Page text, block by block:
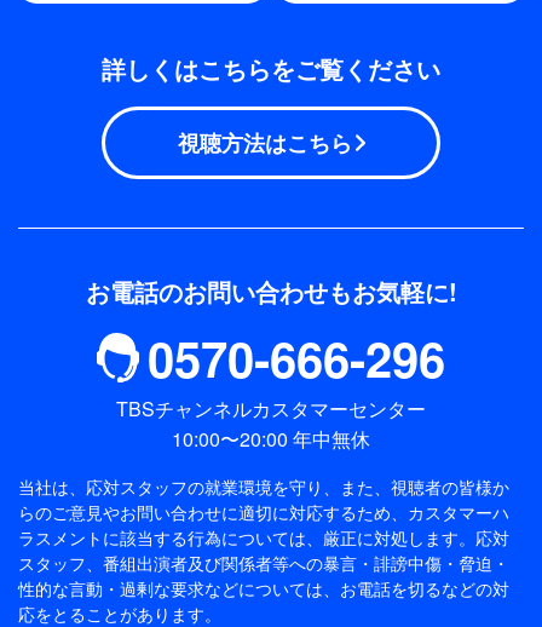
詳しくはこちらをご覧ください
視聴方法はこちら
お電話のお問い合わせもお気軽に!
0570-666-296
TBSチャンネルカスタマーセンター
10:00〜20:00 年中無休
当社は、応対スタッフの就業環境を守り、また、視聴者の皆様か
らのご意見やお問い合わせに適切に対応するため、 カスタマーハ
ラスメントに該当する行為については、厳正に対処します。応対
スタッフ、番組出演者及び関係者等への暴言・誹謗中傷・脅迫・
性的な言動・過剰な要求などについては、お電話を切るなどの対
応をとることがあります。